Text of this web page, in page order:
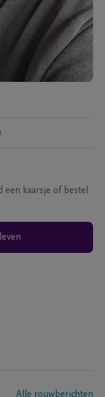
kaarsje of bestel
Alle rouwberichten